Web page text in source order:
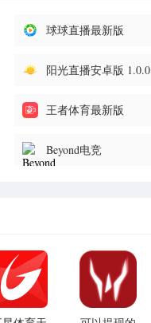
球球直播最新版
阳光直播安卓版 1.0.0
王者体育最新版
Beyond电竞